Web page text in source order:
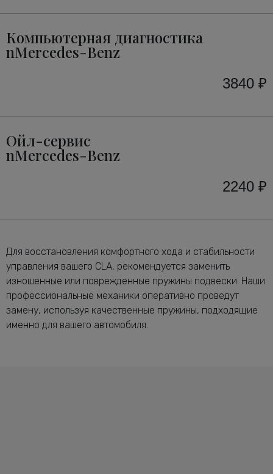
Компьютерная диагностика
nMercedes-Benz
3840 ₽
Ойл-сервис
nMercedes-Benz
2240 ₽
Для восстановления комфортного хода и стабильности
управления вашего CLA, рекомендуется заменить
изношенные или поврежденные пружины подвески. Наши
профессиональные механики оперативно проведут
замену, используя качественные пружины, подходящие
именно для вашего автомобиля.